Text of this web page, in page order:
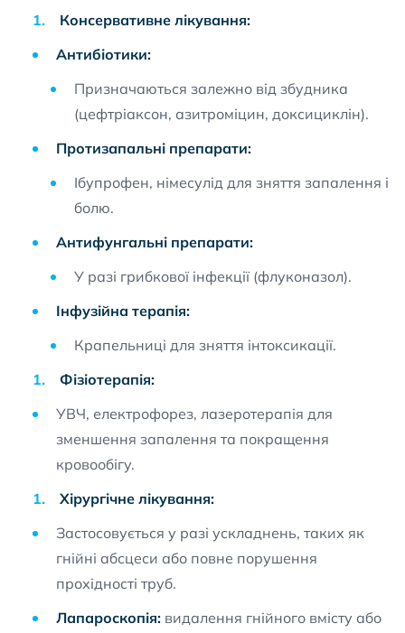
Консервативне лікування:
Антибіотики:
Призначаються залежно від збудника
(цефтріаксон, азитроміцин, доксициклін).
Протизапальні препарати:
Ібупрофен, німесулід для зняття запалення і
болю.
Антифунгальні препарати:
У разі грибкової інфекції (флуконазол).
Інфузійна терапія:
Крапельниці для зняття інтоксикації.
Фізіотерапія:
УВЧ, електрофорез, лазеротерапія для
зменшення запалення та покращення
кровообігу.
Хірургічне лікування:
Застосовується у разі ускладнень, таких як
гнійні абсцеси або повне порушення
прохідності труб.
Лапароскопія: видалення гнійного вмісту або